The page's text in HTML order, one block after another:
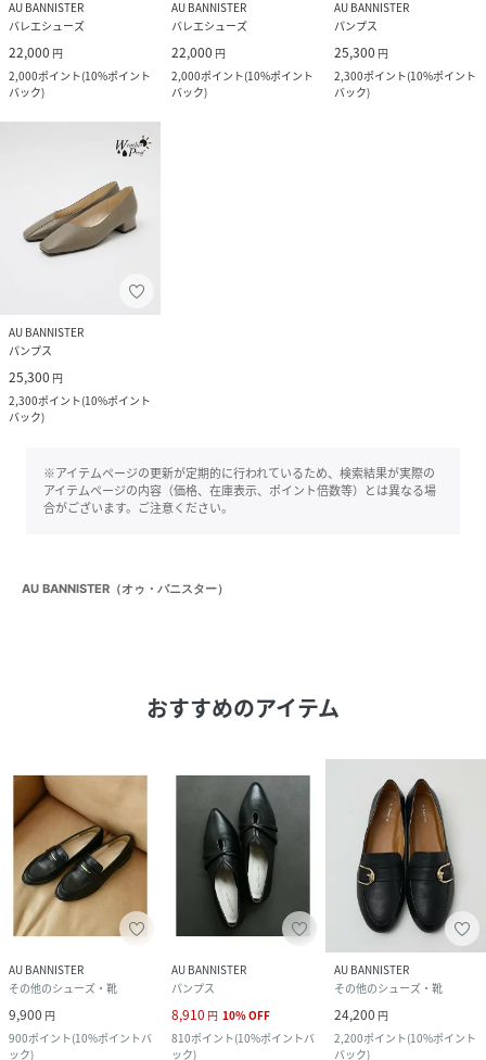
AU BANNISTER
バレエシューズ
22,000 円
2,000ポイント(10%ポイント
バック)
AU BANNISTER
バレエシューズ
22,000 円
2,000ポイント(10%ポイント
バック)
AU BANNISTER
パンプス
25,300 円
2,300ポイント(10%ポイント
バック)
AU BANNISTER
パンプス
25,300 円
2,300ポイント(10%ポイント
バック)
※アイテムページの更新が定期的に行われているため、検索結果が実際の
アイテムページの内容（価格、在庫表示、ポイント倍数等）とは異なる場
合がございます。ご注意ください。
AU BANNISTER（オゥ・バニスター）
おすすめのアイテム
AU BANNISTER
その他のシューズ・靴
9,900 円
900ポイント(10%ポイントバ
ック)
AU BANNISTER
パンプス
8,910 円 10%OFF
810ポイント(10%ポイントバ
ック)
AU BANNISTER
その他のシューズ・靴
24,200 円
2,200ポイント(10%ポイント
バック)